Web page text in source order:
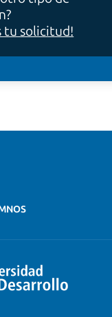
tu solicitud!